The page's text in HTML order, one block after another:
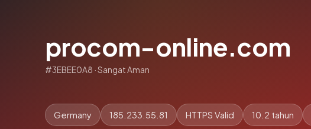
procom-online.com
#3EBEE0A8 · Sangat Aman
Germany 185.233.55.81 HTTPS Valid 10.2 tahun